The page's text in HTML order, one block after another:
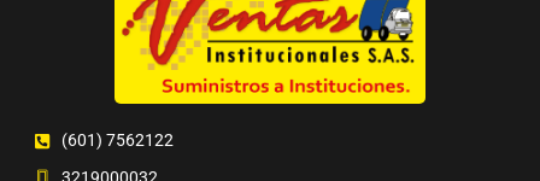
(601) 7562122